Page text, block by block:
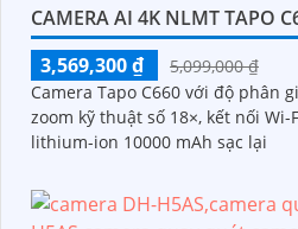
CAMERA AI 4K NLMT TAPO
3,569,300 ₫
5,099,000 ₫
Camera Tapo C660 với độ phân
zoom kỹ thuật số 18×, kết nối Wi-
lithium-ion 10000 mAh sạc lại